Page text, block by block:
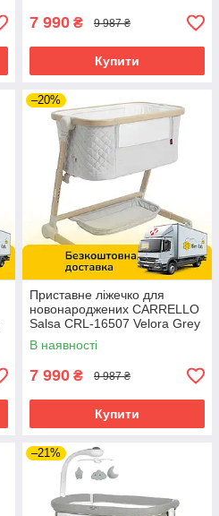
7 990 ₴ 9 987 ₴
Купити
–20%
Приставне ліжечко для
новонароджених CARRELLO
Salsa CRL-16507 Velora Grey
Сіре
В наявності
7 990 ₴ 9 987 ₴
Купити
–21%